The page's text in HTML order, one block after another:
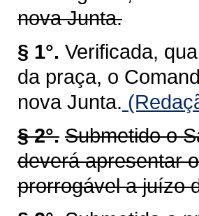
nova Junta.
§ 1°. Verificada,
da praça, o
nova Junta.
§ 2°. Submetido o
deverá apresentar
prorrogável a juízo